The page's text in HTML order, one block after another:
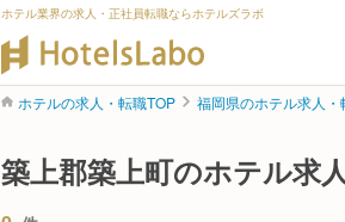
ホテル業界の求人・正社員転職ならホテルズラボ
ホテルの求人・転職TOP 福岡県のホテル求人・
築上郡築上町のホテル求